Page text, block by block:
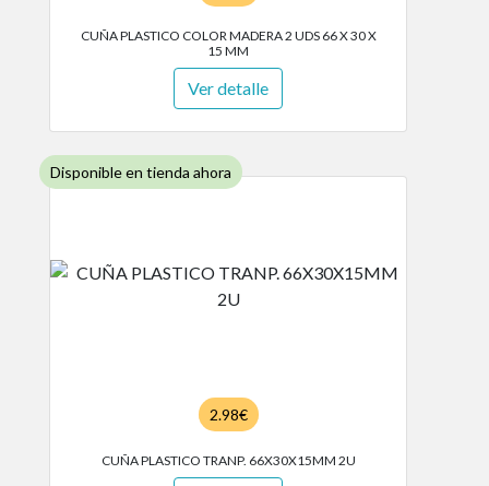
CUÑA PLASTICO COLOR MADERA 2 UDS 66 X 30 X
15 MM
Ver detalle
Disponible en tienda ahora
2.98€
CUÑA PLASTICO TRANP. 66X30X15MM 2U